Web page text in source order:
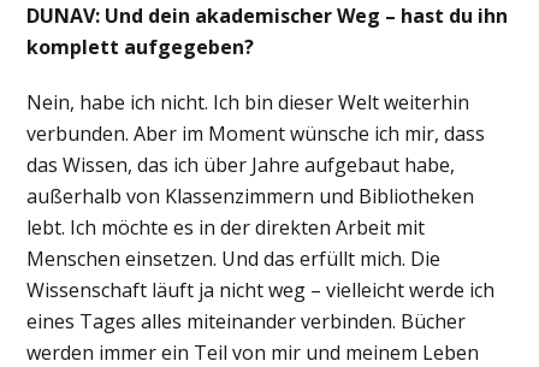
DUNAV: Und dein akademischer Weg – hast du ihn
komplett aufgegeben?
Nein, habe ich nicht. Ich bin dieser Welt weiterhin
verbunden. Aber im Moment wünsche ich mir, dass
das Wissen, das ich über Jahre aufgebaut habe,
außerhalb von Klassenzimmern und Bibliotheken
lebt. Ich möchte es in der direkten Arbeit mit
Menschen einsetzen. Und das erfüllt mich. Die
Wissenschaft läuft ja nicht weg – vielleicht werde ich
eines Tages alles miteinander verbinden. Bücher
werden immer ein Teil von mir und meinem Leben